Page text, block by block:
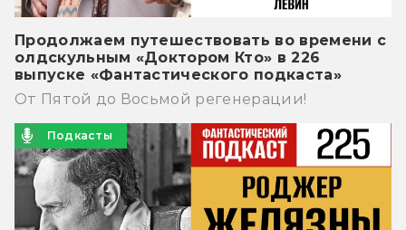
Продолжаем путешествовать во времени с
олдскульным «Доктором Кто» в 226
выпуске «Фантастического подкаста»
От Пятой до Восьмой регенерации!
Подкасты